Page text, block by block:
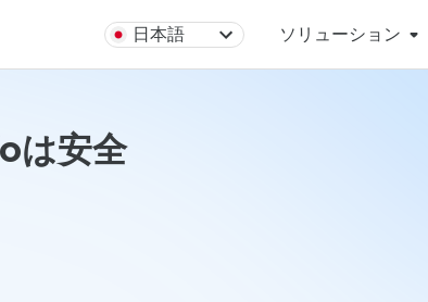
日本語 ソリューション
安全